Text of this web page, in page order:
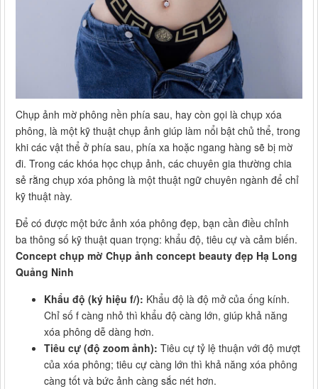
Chụp ảnh mờ phông nền phía sau, hay còn gọi là chụp xóa
phông, là một kỹ thuật chụp ảnh giúp làm nổi bật chủ thể, trong
khi các vật thể ở phía sau, phía xa hoặc ngang hàng sẽ bị mờ
đi. Trong các khóa học chụp ảnh, các chuyên gia thường chia
sẻ rằng chụp xóa phông là một thuật ngữ chuyên ngành để chỉ
kỹ thuật này.
Để có được một bức ảnh xóa phông đẹp, bạn cần điều chỉnh
ba thông số kỹ thuật quan trọng: khẩu độ, tiêu cự và cảm biến.
Concept chụp mờ Chụp ảnh concept beauty đẹp Hạ Long
Quảng Ninh
Khẩu độ (ký hiệu f/): Khẩu độ là độ mở của ống kính.
Chỉ số f càng nhỏ thì khẩu độ càng lớn, giúp khả năng
xóa phông dễ dàng hơn.
Tiêu cự (độ zoom ảnh): Tiêu cự tỷ lệ thuận với độ mượt
của xóa phông; tiêu cự càng lớn thì khả năng xóa phông
càng tốt và bức ảnh càng sắc nét hơn.